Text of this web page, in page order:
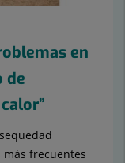
en
de
más frecuentes